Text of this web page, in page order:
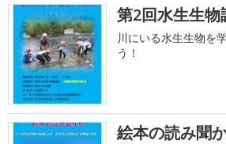
第2回水生生
川にいる水生生物を
う！
絵本の読み聞